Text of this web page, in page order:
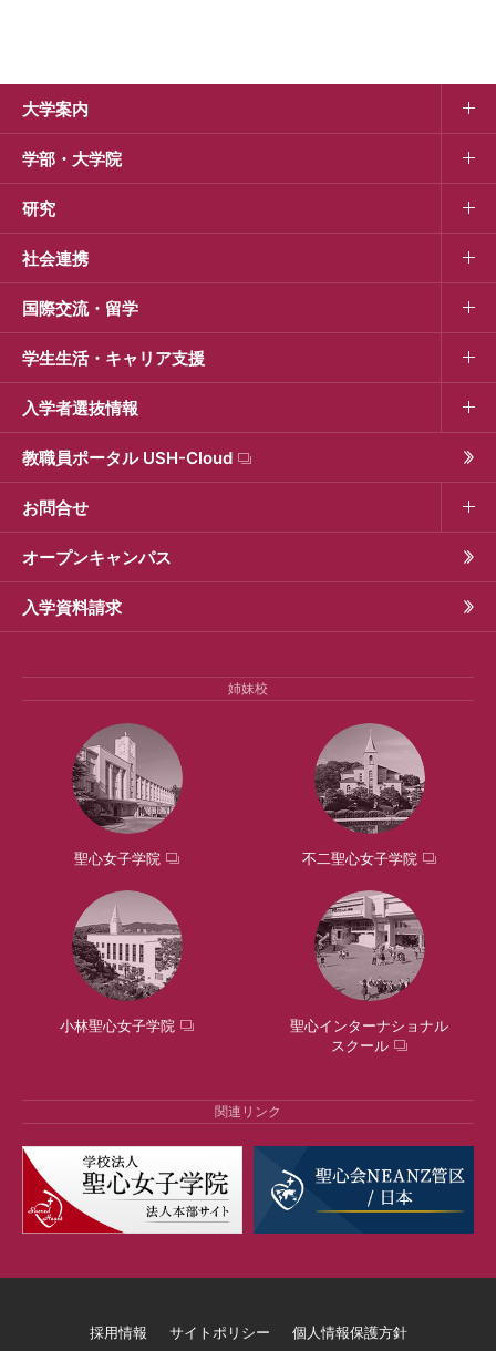
大学案内
学部・大学院
研究
社会連携
国際交流・留学
学生生活・キャリア支援
入学者選抜情報
教職員ポータル USH-Cloud
お問合せ
オープンキャンパス
入学資料請求
姉妹校
聖心女子学院 不二聖心女子学院
小林聖心女子学院
聖心インターナショナル
スクール
関連リンク
採用情報 サイトポリシー 個人情報保護方針